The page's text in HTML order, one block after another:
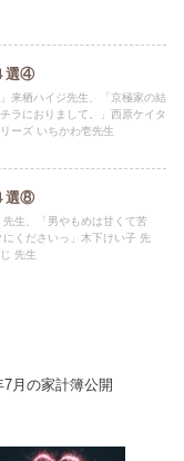
選④
来栖ハイジ先生、「京極家の結
ラにおりまして。」西原ケイタ
ーズ いちかわ壱先生
選⑧
先生、「男やもめは甘くて苦
くださいっ」木下けい子 先
先生
月の家計簿公開